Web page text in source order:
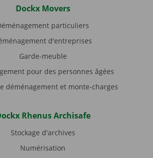
Dockx Movers
particuliers
d'entreprises
Garde-meuble
pour des personnes âgées
déménagement et monte-charges
Rhenus Archisafe
Stockage d'archives
Numérisation